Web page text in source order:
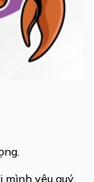
yêu quý.